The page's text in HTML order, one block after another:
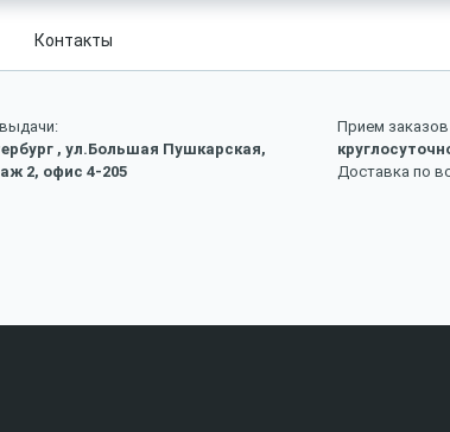
Контакты
, ул.Большая Пушкарская,
2, офис 4-205
Прием заказов
Доставка по